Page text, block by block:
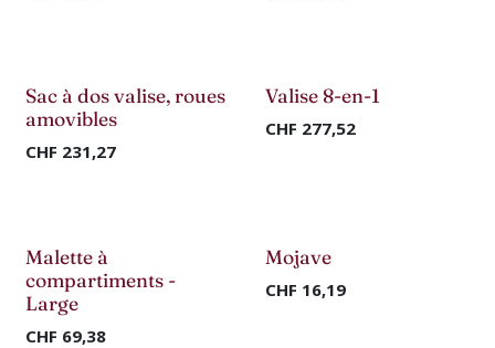
Nouveau !
Sac à dos valise, roues
amovibles
CHF 231,27
Nouveau !
Valise 8-en-1
CHF 277,52
Nouveau !
Malette à
compartiments -
Large
CHF 69,38
Mojave
CHF 16,19